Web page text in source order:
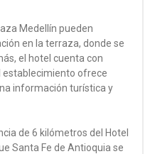
Medellín pueden
en la terraza, donde se
el hotel cuenta con
establecimiento ofrece
información turística y
de 6 kilómetros del Hotel
Santa Fe de Antioquia se